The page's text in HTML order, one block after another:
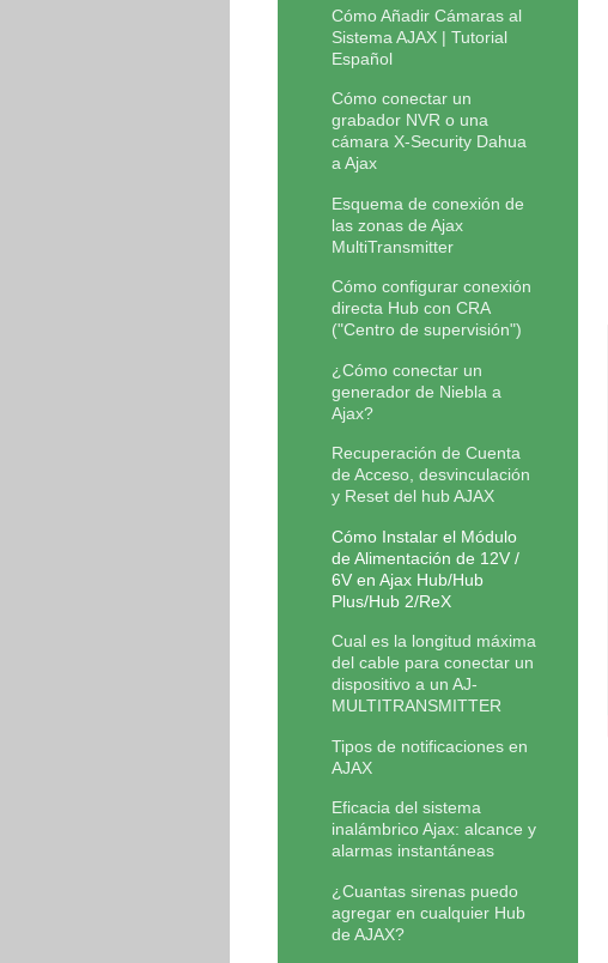
Cómo Añadir Cámaras al
Sistema AJAX | Tutorial
Español
Cómo conectar un
grabador NVR o una
cámara X-Security Dahua
a Ajax
Esquema de conexión de
las zonas de Ajax
MultiTransmitter
Cómo configurar conexión
directa Hub con CRA
("Centro de supervisión")
¿Cómo conectar un
generador de Niebla a
Ajax?
Recuperación de Cuenta
de Acceso, desvinculación
y Reset del hub AJAX
Cómo Instalar el Módulo
de Alimentación de 12V /
6V en Ajax Hub/Hub
Plus/Hub 2/ReX
Cual es la longitud máxima
del cable para conectar un
dispositivo a un AJ-
MULTITRANSMITTER
Tipos de notificaciones en
AJAX
Eficacia del sistema
inalámbrico Ajax: alcance y
alarmas instantáneas
¿Cuantas sirenas puedo
agregar en cualquier Hub
de AJAX?